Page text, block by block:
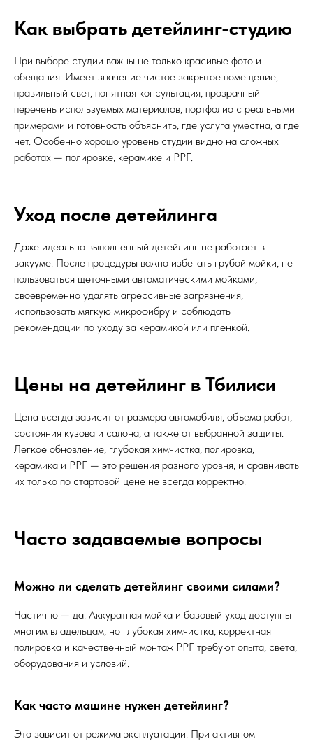
Как выбрать детейлинг-студию
При выборе студии важны не только красивые фото и
обещания. Имеет значение чистое закрытое помещение,
правильный свет, понятная консультация, прозрачный
перечень используемых материалов, портфолио с реальными
примерами и готовность объяснить, где услуга уместна, а где
нет. Особенно хорошо уровень студии видно на сложных
работах — полировке, керамике и PPF.
Уход после детейлинга
Даже идеально выполненный детейлинг не работает в
вакууме. После процедуры важно избегать грубой мойки, не
пользоваться щеточными автоматическими мойками,
своевременно удалять агрессивные загрязнения,
использовать мягкую микрофибру и соблюдать
рекомендации по уходу за керамикой или пленкой.
Цены на детейлинг в Тбилиси
Цена всегда зависит от размера автомобиля, объема работ,
состояния кузова и салона, а также от выбранной защиты.
Легкое обновление, глубокая химчистка, полировка,
керамика и PPF — это решения разного уровня, и сравнивать
их только по стартовой цене не всегда корректно.
Часто задаваемые вопросы
Можно ли сделать детейлинг своими силами?
Частично — да. Аккуратная мойка и базовый уход доступны
многим владельцам, но глубокая химчистка, корректная
полировка и качественный монтаж PPF требуют опыта, света,
оборудования и условий.
Как часто машине нужен детейлинг?
Это зависит от режима эксплуатации. При активном